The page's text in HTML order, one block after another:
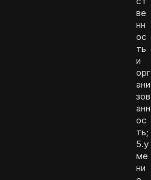
ве
нн
ос
ть
и
орг
ани
зов
анн
ос
ть;
5.у
ме
ни